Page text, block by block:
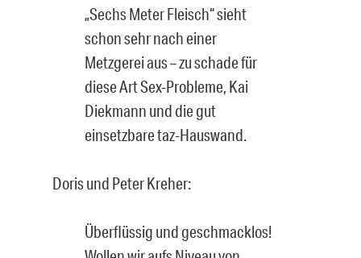
„Sechs Meter Fleisch“ sieht
schon sehr nach einer
Metzgerei aus – zu schade für
diese Art Sex-Probleme, Kai
Diekmann und die gut
einsetzbare taz-Hauswand.
Doris und Peter Kreher:
Überflüssig und geschmacklos!